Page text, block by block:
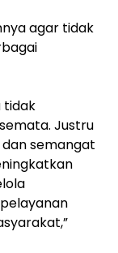
agar tidak
tidak
Justru
semangat